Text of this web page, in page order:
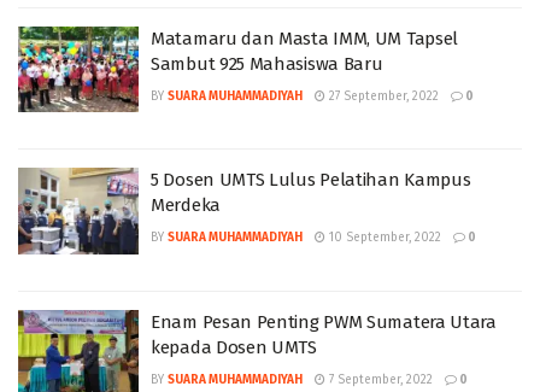
Matamaru dan Masta IMM, UM Tapsel
Sambut 925 Mahasiswa Baru
BY SUARA MUHAMMADIYAH 27 September, 2022 0
5 Dosen UMTS Lulus Pelatihan Kampus
Merdeka
BY SUARA MUHAMMADIYAH 10 September, 2022 0
Enam Pesan Penting PWM Sumatera Utara
kepada Dosen UMTS
BY SUARA MUHAMMADIYAH 7 September, 2022 0